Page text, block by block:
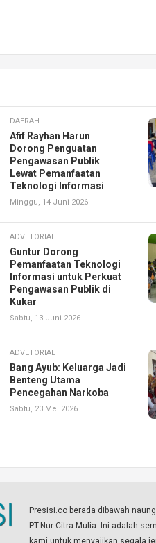
DAERAH
Afif Rayhan Harun
Dorong Penguatan
Pengawasan Publik
Lewat Pemanfaatan
Teknologi Informasi
Minggu, 14 Juni 2026
ADVETORIAL
Guntur Dorong
Pemanfaatan Teknologi
Informasi untuk Perkuat
Pengawasan Publik di
Kukar
Sabtu, 13 Juni 2026
ADVETORIAL
Bang Ayub: Keluarga Jadi
Benteng Utama
Pencegahan Narkoba
Sabtu, 23 Mei 2026
Presisi.co berada dibawah
PT.Nur Citra Mulia. Ini adalah
kami untuk menyajikan segala